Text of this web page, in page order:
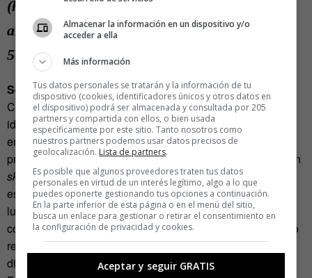
(hasta un 81%), mientras que el del grupo de
amenaza de estereotipo descendió hasta un
56%.
Sesgo modal
Cuando empezamos a pensar que los demás no tienen ni
idea de lo que dicen y que nosotros cometemos menos
errores o somos más hábiles en general, entonces es
probable que estemos siendo víctimas del sesgo modal. Un
sketchde los Monty Pythonlo ridiculizaba así: «¡Todos
estamos por encima de la media!». Esta tendencia tiene
lugar con más frecuencia en las actividades que se
consideran relativamente fáciles (como la conducción) y no
relativamente complejas (como hacer malabarismos con
diversos objetos a la vez).
Almacenar la información en un dispositivo y/o
acceder a ella
Más información
Tus datos personales se tratarán y la información de tu
dispositivo (cookies, identificadores únicos y otros datos en
el dispositivo) podrá ser almacenada y consultada por 205
partners y compartida con ellos, o bien usada
específicamente por este sitio. Tanto nosotros como
nuestros partners podemos usar datos precisos de
geolocalización. Lista de partners.
Es posible que algunos proveedores traten tus datos
personales en virtud de un interés legítimo, algo a lo que
puedes oponerte gestionando tus opciones a continuación.
En la parte inferior de esta página o en el menú del sitio,
busca un enlace para gestionar o retirar el consentimiento en
la configuración de privacidad y cookies.
Aceptar y seguir GRATIS